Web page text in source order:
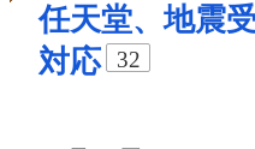
任天堂、地震
対応
32